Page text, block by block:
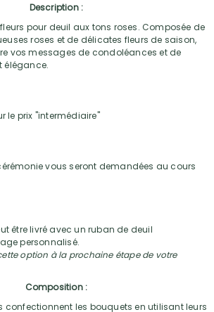
Description :
pour deuil aux tons roses. Composée de
roses et de délicates fleurs de saison,
vos messages de condoléances et de
élégance.
le prix "intermédiaire"
vous seront demandées au cours
être livré avec un ruban de deuil
personnalisé.
option à la prochaine étape de votre
Composition :
confectionnent les bouquets en utilisant leurs